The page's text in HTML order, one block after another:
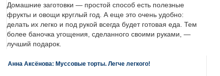
Домашние заготовки — простой способ есть полезные
фрукты и овощи круглый год. А еще это очень удобно:
делать их легко и под рукой всегда будет готовая еда. Тем
более баночка угощения, сделанного своими руками, —
лучший подарок.
Анна Аксёнова: Муссовые торты. Легче легкого!